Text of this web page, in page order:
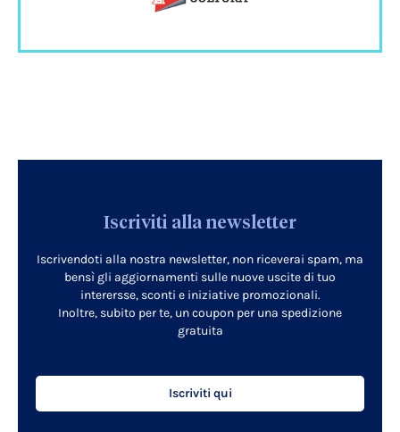
Iscriviti alla newsletter
Iscrivendoti alla nostra newsletter, non riceverai spam, ma
bensì gli aggiornamenti sulle nuove uscite di tuo
interersse, sconti e iniziative promozionali.
Inoltre, subito per te, un coupon per una spedizione
gratuita
Iscriviti qui